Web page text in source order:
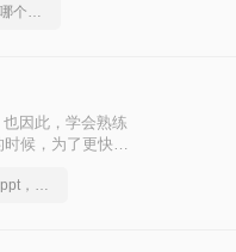
有免费的pdf转ppt软件哪个好用
因此，学会熟练
候，为了更快更
们来看看。
怎么将pdf转换成换为ppt，实用的方法来了